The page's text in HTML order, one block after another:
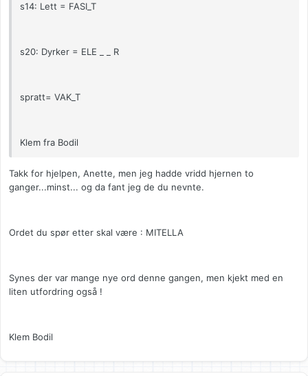
s14: Lett = FASI_T
s20: Dyrker = ELE _ _ R
spratt= VAK_T
Klem fra Bodil
Takk for hjelpen, Anette, men jeg hadde vridd hjernen to
ganger...minst... og da fant jeg de du nevnte.
Ordet du spør etter skal være : MITELLA
Synes der var mange nye ord denne gangen, men kjekt med en
liten utfordring også !
Klem Bodil